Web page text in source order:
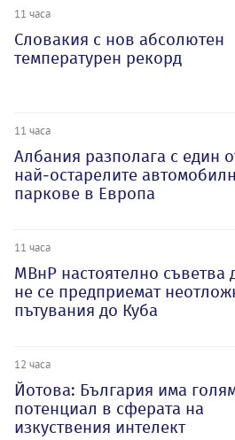
11 часа
Словакия с нов абсолютен
температурен рекорд
11 часа
Албания разполага с един
най-остарелите
паркове в Европа
11 часа
МВнР настоятелно съветва
не се предприемат
пътувания до Куба
12 часа
Йотова: България има
потенциал в сферата на
изкуствения интелект